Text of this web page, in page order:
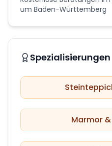
um Baden-Württemberg
Spezialisierungen
Marmor